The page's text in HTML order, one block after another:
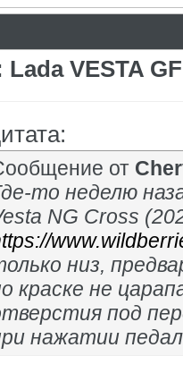
Lada VESTA
от
то неделю
NG Cross
низ,
краске не
под
нажатии